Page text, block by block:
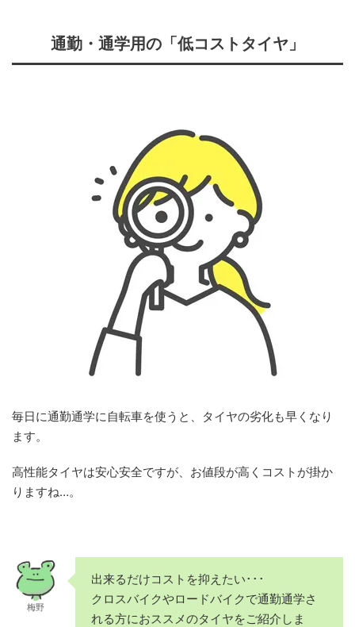
通勤・通学用の「低コストタイヤ」
毎日に通勤通学に自転車を使うと、タイヤの劣化も早くなり
ます。
高性能タイヤは安心安全ですが、お値段が高くコストが掛か
りますね…。
梅野
出来るだけコストを抑えたい･･･
クロスバイクやロードバイクで通勤通学さ
れる方におススメのタイヤをご紹介しま